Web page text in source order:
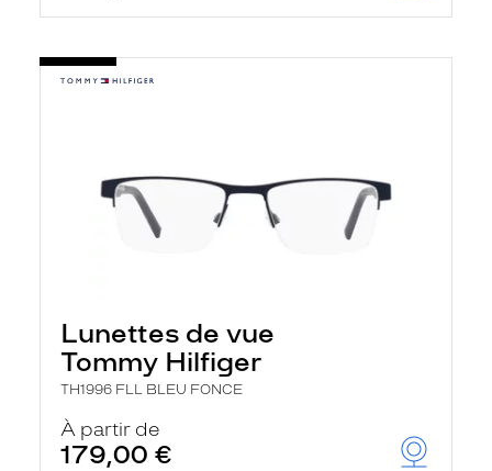
Lunettes de vue
Tommy Hilfiger
TH1996 FLL BLEU FONCE
À partir de
179,00 €